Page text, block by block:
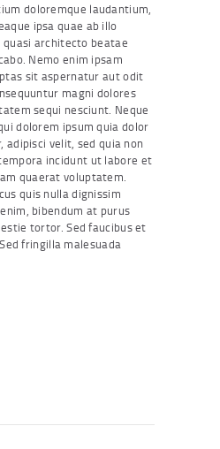
doloremque laudantium,
ipsa quae ab illo
architecto beatae
Nemo enim ipsam
sit aspernatur aut odit
magni dolores
sequi nesciunt. Neque
dolorem ipsum quia dolor
velit, sed quia non
incidunt ut labore et
quaerat voluptatem.
quis nulla dignissim
bibendum at purus
tortor. Sed faucibus et
fringilla malesuada